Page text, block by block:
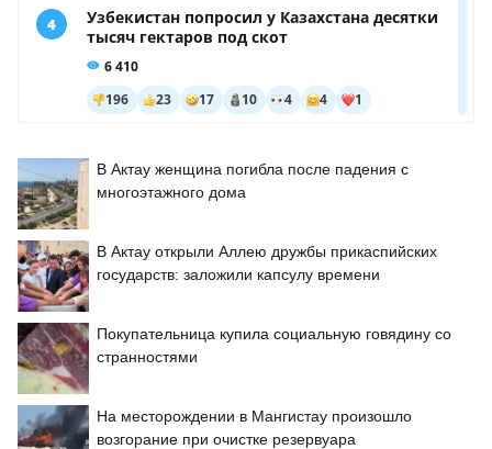
В Актау женщина погибла после падения с
многоэтажного дома
В Актау открыли Аллею дружбы прикаспийских
государств: заложили капсулу времени
Покупательница купила социальную говядину со
странностями
На месторождении в Мангистау произошло
возгорание при очистке резервуара